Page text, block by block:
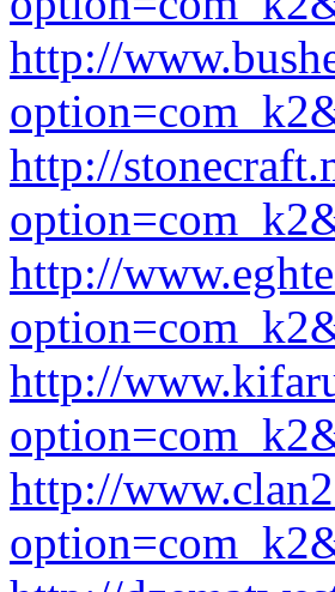
http://
http://
http://
http://
http://